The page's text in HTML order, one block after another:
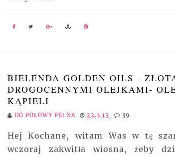
BIELENDA GOLDEN OILS -
DROGOCENNYMI OLEJKAMI-
KĄPIELI
DO POŁOWY PEŁNA 22.3.15 39
Hej Kochane, witam Was w tę
wczoraj zakwitła wiosna, żeby